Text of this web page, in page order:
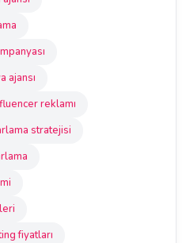
ajansı
reklamı
stratejisi
fiyatları